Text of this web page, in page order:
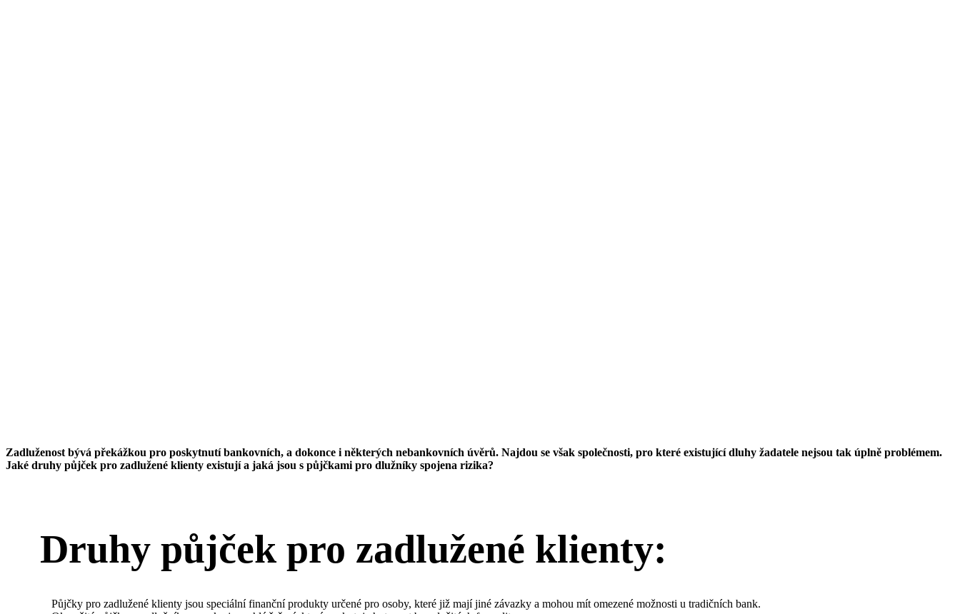
Zadluženost bývá překážkou pro poskytnutí bankovních, a dokonce i některých nebankovních úvěrů. Najdou se však společnosti, pro které existující dluhy žadatele nejsou tak úplně problémem.
Jaké druhy půjček pro zadlužené klienty existují a jaká jsou s půjčkami pro dlužníky spojena rizika?
Druhy půjček pro zadlužené klienty:
Půjčky pro zadlužené klienty jsou speciální finanční produkty určené pro osoby, které již mají jiné závazky a mohou mít omezené možnosti u tradičních bank.